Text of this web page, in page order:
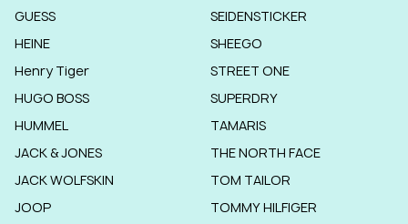
GUESS
HEINE
Henry Tiger
HUGO BOSS
HUMMEL
JACK & JONES
JACK WOLFSKIN
JOOP
SEIDENSTICKER
SHEEGO
STREET ONE
SUPERDRY
TAMARIS
THE NORTH FACE
TOM TAILOR
TOMMY HILFIGER